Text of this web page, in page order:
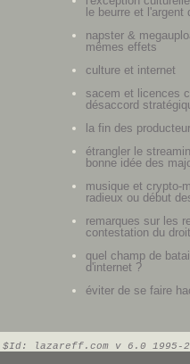
le beurre et l'argent
napster &
mêmes effets
culture et internet
sacem et licences
désaccord
la fin des
étrangler le
bonne idée des
musique et crypto-
radieux ou début
remarques sur les
contestation du
quel champ de
d'internet ?
éviter de se faire
$Id: lazareff.com v 6.0 1995-